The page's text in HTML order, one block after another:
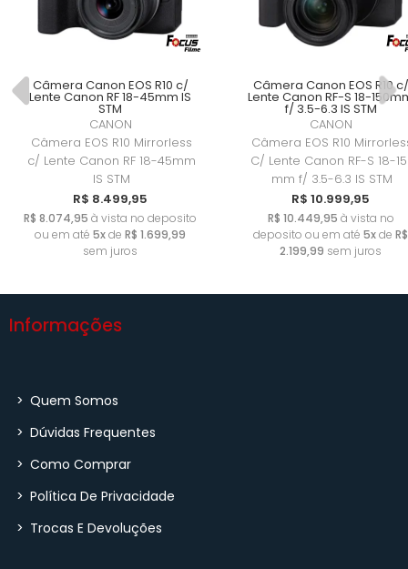
Câmera Canon EOS R10 c/
Lente Canon RF 18-45mm IS
STM
CANON
Câmera EOS R10 Mirrorless
c/ Lente Canon RF 18-45mm
IS STM
R$ 8.499,95
R$ 8.074,95 à vista no deposito
ou em até 5xde R$ 1.699,99
sem juros
Câmera Canon EOS R10 c/
Lente Canon RF-S 18-
f/ 3.5-6.3 IS STM
CANON
Câmera EOS R10
C/ Lente Canon RF-S 18-
mm f/ 3.5-6.3 IS STM
R$ 10.999,95
R$ 10.449,95 à vista no
deposito ou em até 5xde R$
2.199,99 sem juros
Informações
> Quem Somos
> Dúvidas Frequentes
> Como Comprar
> Política De Privacidade
> Trocas E Devoluções